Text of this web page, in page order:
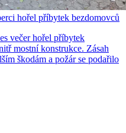
hořel příbytek bezdomovců
večer hořel příbytek
mostní konstrukce. Zásah
škodám a požár se podařilo